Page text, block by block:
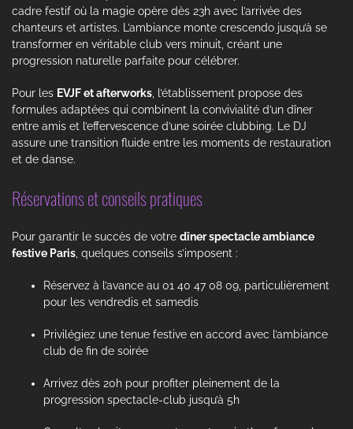
cadre festif où la magie opère dès 23h avec l’arrivée des
chanteurs et artistes. L’ambiance monte crescendo jusqu’à se
transformer en véritable club vers minuit, créant une
progression naturelle parfaite pour célébrer.
Pour les EVJF et afterworks , l’établissement propose des
formules adaptées qui combinent la convivialité d’un dîner
entre amis et l’effervescence d’une soirée clubbing. Le DJ
assure une transition fluide entre les moments de restauration
et de danse.
Réservations et conseils pratiques
Pour garantir le succès de votre dîner spectacle ambiance
festive Paris , quelques conseils s’imposent :
Réservez à l’avance au 01 40 47 08 09, particulièrement
pour les vendredis et samedis
Privilégiez une tenue festive en accord avec l’ambiance
club de fin de soirée
Arrivez dès 20h pour profiter pleinement de la
progression spectacle-club jusqu’à 5h